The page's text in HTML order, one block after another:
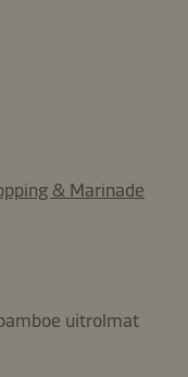
& Marinade
uitrolmat